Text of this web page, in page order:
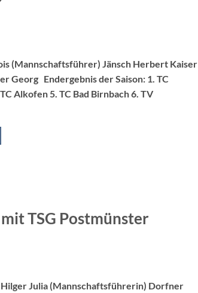
(Mannschaftsführer) Jänsch Herbert Kaiser
Georg Endergebnis der Saison: 1. TC
Alkofen 5. TC Bad Birnbach 6. TV
TSG Postmünster
Julia (Mannschaftsführerin) Dorfner